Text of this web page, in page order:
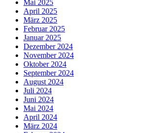
Mai 2025
April 2025
März 2025
Februar 2025
Januar 2025
Dezember 2024
November 2024
Oktober 2024
September 2024
August 2024
Juli 2024
Juni 2024
Mai 2024
April 2024
März 2024